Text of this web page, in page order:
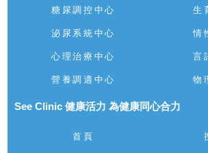
糖尿調控中心 生
泌尿系統中心 情
心理治療中心 言
營養調適中心 物
See Clinic 健康活力 為健康同心合力
首頁